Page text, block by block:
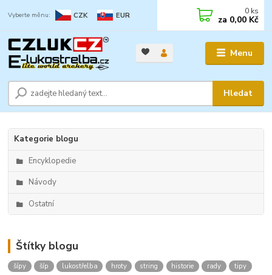
Menu
CZK EUR
Hledat
0 ks
za 0,00 Kč
Kategorie blogu
Encyklopedie
Návody
Ostatní
Štítky blogu
šípy šíp lukostřelba hroty string historie rady
tipy